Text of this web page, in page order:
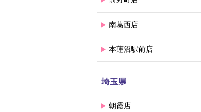
南葛西店
本蓮沼駅前店
埼玉県
朝霞店